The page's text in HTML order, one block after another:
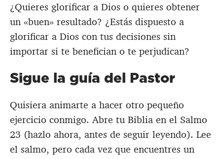
¿Quieres glorificar a Dios o quieres obtener
un «buen» resultado? ¿Estás dispuesto a
glorificar a Dios con tus decisiones sin
importar si te benefician o te perjudican?
Sigue la guía del Pastor
Quisiera animarte a hacer otro pequeño
ejercicio conmigo. Abre tu Biblia en el Salmo
23 (hazlo ahora, antes de seguir leyendo). Lee
el salmo, pero cada vez que encuentres un